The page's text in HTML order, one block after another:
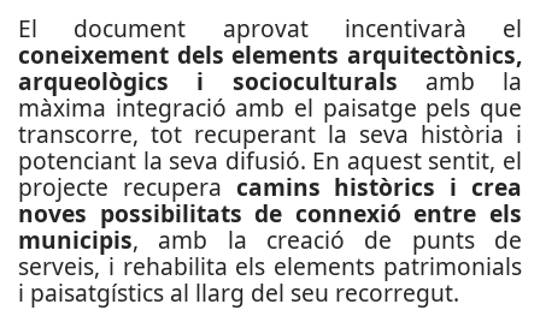
El document aprovat incentivarà el
coneixement dels elements arquitectònics,
arqueològics i socioculturals amb la
màxima integració amb el paisatge pels que
transcorre, tot recuperant la seva història i
potenciant la seva difusió. En aquest sentit, el
projecte recupera camins històrics i crea
noves possibilitats de connexió entre els
municipis, amb la creació de punts de
serveis, i rehabilita els elements patrimonials
i paisatgístics al llarg del seu recorregut.